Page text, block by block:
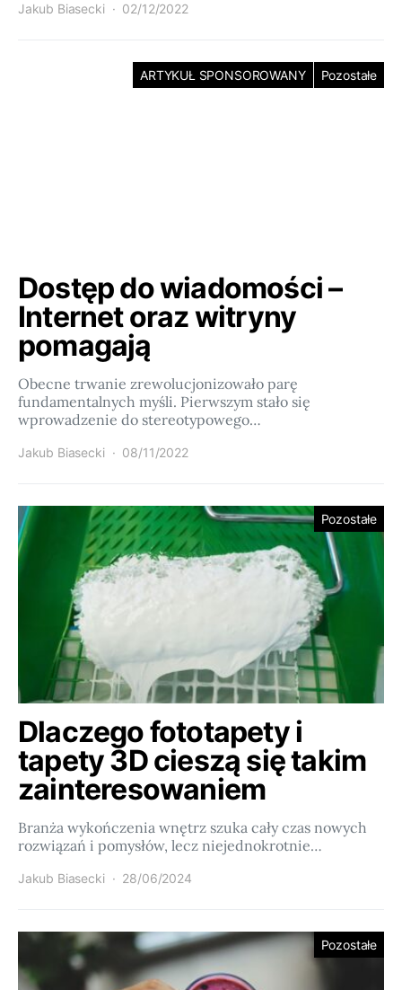
Jakub Biasecki 02/12/2022
ARTYKUŁ SPONSOROWANY Pozostałe
Dostęp do wiadomości –
Internet oraz witryny
pomagają
Obecne trwanie zrewolucjonizowało parę
fundamentalnych myśli. Pierwszym stało się
wprowadzenie do stereotypowego…
Jakub Biasecki 08/11/2022
Pozostałe
Dlaczego fototapety i
tapety 3D cieszą się takim
zainteresowaniem
Branża wykończenia wnętrz szuka cały czas nowych
rozwiązań i pomysłów, lecz niejednokrotnie…
Jakub Biasecki 28/06/2024
Pozostałe